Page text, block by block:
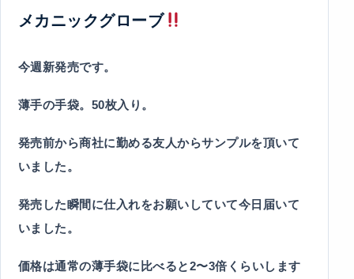
メカニックグローブ
今週新発売です。
薄手の手袋。50枚入り。
発売前から商社に勤める友人からサンプルを頂いて
いました。
発売した瞬間に仕入れをお願いしていて今日届いて
いました。
価格は通常の薄手袋に比べると2〜3倍くらいします